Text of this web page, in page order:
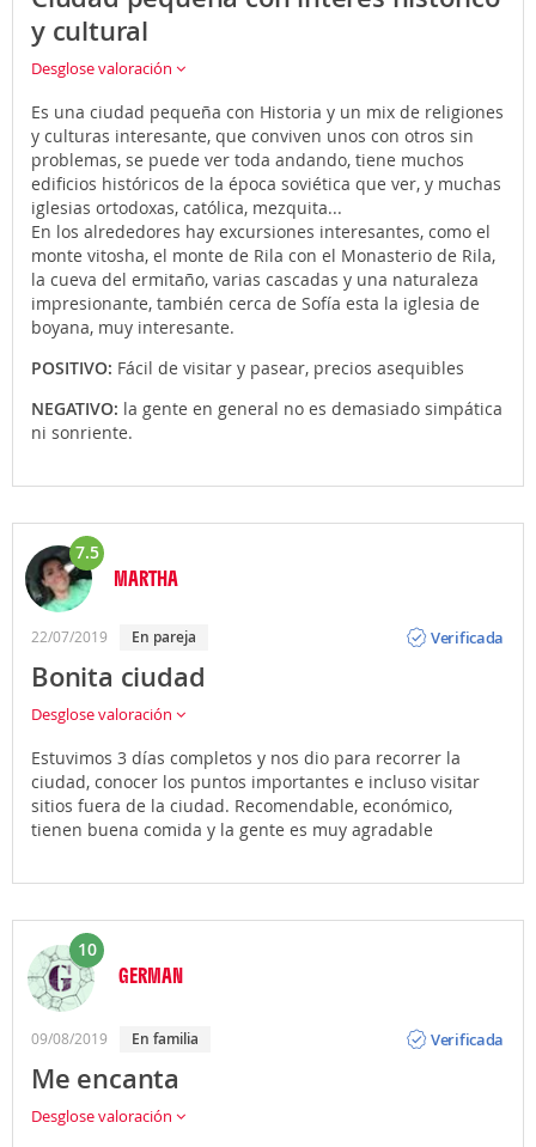
y cultural
Desglose valoración
Es una ciudad pequeña con Historia y un mix de religiones
y culturas interesante, que conviven unos con otros sin
problemas, se puede ver toda andando, tiene muchos
edificios históricos de la época soviética que ver, y muchas
iglesias ortodoxas, católica, mezquita...
En los alrededores hay excursiones interesantes, como el
monte vitosha, el monte de Rila con el Monasterio de Rila,
la cueva del ermitaño, varias cascadas y una naturaleza
impresionante, también cerca de Sofía esta la iglesia de
boyana, muy interesante.
POSITIVO: Fácil de visitar y pasear, precios asequibles
NEGATIVO: la gente en general no es demasiado simpática
ni sonriente.
7.5
MARTHA
22/07/2019 En pareja
Verificada
Bonita ciudad
Desglose valoración
Estuvimos 3 días completos y nos dio para recorrer la
ciudad, conocer los puntos importantes e incluso visitar
sitios fuera de la ciudad. Recomendable, económico,
tienen buena comida y la gente es muy agradable
10
GERMAN
09/08/2019 En familia
Verificada
Me encanta
Desglose valoración